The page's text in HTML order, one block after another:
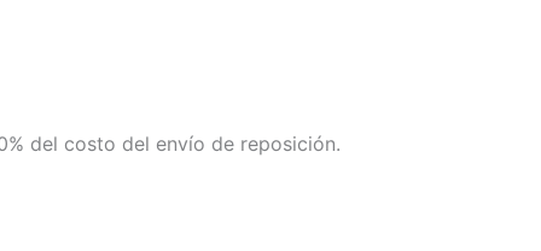
del costo del envío de reposición.